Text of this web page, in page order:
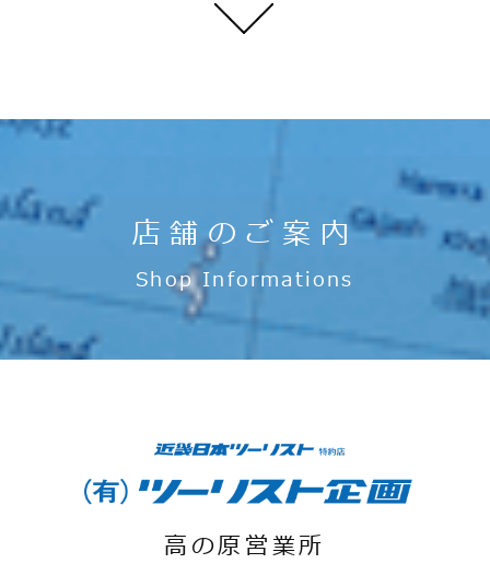
店舗のご案内
Shop Informations
高の原営業所